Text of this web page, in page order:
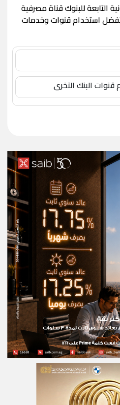
التابعة للبنوك قناة مصرفية
استخدام قنوات وخدمات
البنك الآخرى